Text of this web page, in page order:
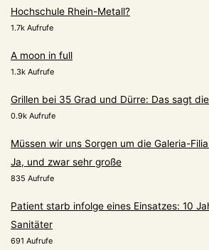
Hochschule Rhein-Metall?
1.7k Aufrufe
A moon in full
1.3k Aufrufe
Grillen bei 35 Grad und Dürre: Das sagt
0.9k Aufrufe
Müssen wir uns Sorgen um die Galeria-
Ja, und zwar sehr große
835 Aufrufe
Patient starb infolge eines Einsatzes: 10
Sanitäter
691 Aufrufe